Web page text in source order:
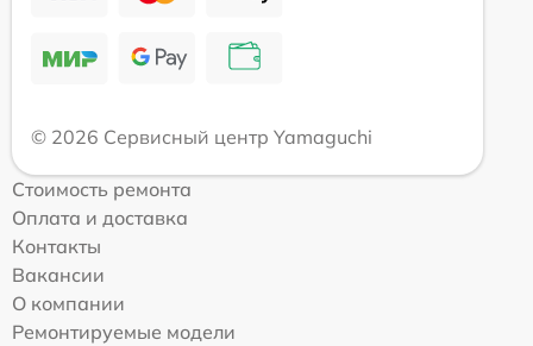
© 2026 Сервисный центр Yamaguchi
Стоимость ремонта
Оплата и доставка
Контакты
Вакансии
О компании
Ремонтируемые модели